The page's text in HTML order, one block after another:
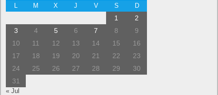
M X J V S D
1
2
3
4 5 6 7 8
9
10
11 12 13 14 15
16
17
18 19 20 21 22
23
24
25 26 27 28 29
30
31
« Jul